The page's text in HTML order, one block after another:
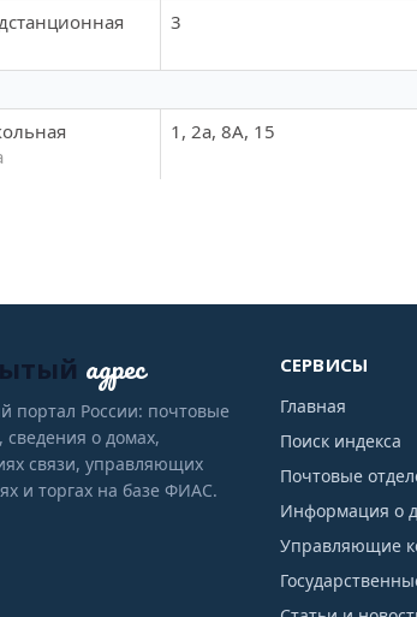
3
1, 2а, 8А, 15
адрес
портал России: почтовые
сведения о домах,
связи, управляющих
и торгах на базе ФИАС.
СЕРВИСЫ
Главная
Поиск индекса
Почтовые
Информация о
Управляющие